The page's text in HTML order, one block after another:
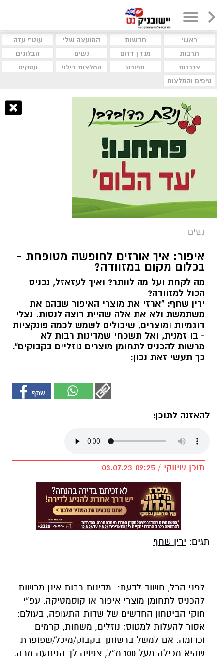
ראשי חדשות המועצה שלי
עוטף עזה
תרבות
מגזין דרום נשים
הבלוגים
צרכנות
ספורט המלצות בילוי
עסקים
טיפים והמלצות
נשים
איפור: איך אורזים לחופשה מטופחת -
בכלום מקום במזוודה?
מה לקחת ועל מה לוותר? ואיך לעזאזל, נכניס
הכול למזוודה?
ירין שחף: "ארזי את מוצרי האיפור שבהם את
משתמשת ולא את אלה שהיית רוצה לנסות. נצלי
דוגמיות ומוצרים, שיכולים לשמש לכמה פונקציות
- בו זמנית, ואל תשכחי שמדינות רבות לא
מרשות להכניס לתחומן מוצרים נוזליים בקבוקים".
כך תעשי זאת נכון:
להאזנה לתוכן:
תוכן שיווקי / 09:25 03.07.23
תגים: ירין שחף
לפני הכל, חשוב לדעת: מדינות רבות אינן מרשות
להכניס לתחומן מוצרי איפור או קוסמטיקה. עפ”י
חוקי הביטחון החדשים של שדות התעופה, בעולם:
אסור להעלות למטוס; נוזלים, משחות, קרמים
וכדומה. אם למשל ברשותך בקבוק/מיכל/שפופרת
שהיא מכילה מעל 100 מ”ל, צפויה לך הפתעה מרה,